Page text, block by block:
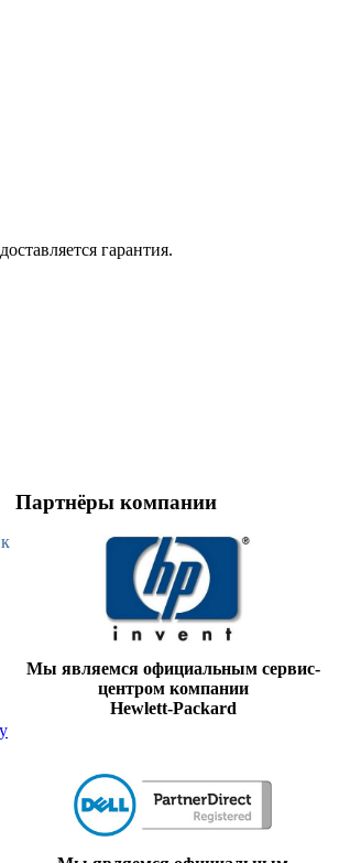
гарантия.
Партнёры компании
Мы являемся официальным сервис-
центром компании
Hewlett-Packard